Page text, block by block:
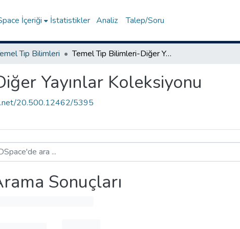
İçeriği İstatistikler Analiz Talep/Soru
Tıp Bilimleri Temel Tıp Bilimleri-Diğer Yayınlar Koleksiyonu
Yayınlar Koleksiyonu
20.500.12462/5395
Sonuçları